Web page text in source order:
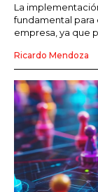
La
fundamental
empresa, ya que
Ricardo Mendoza